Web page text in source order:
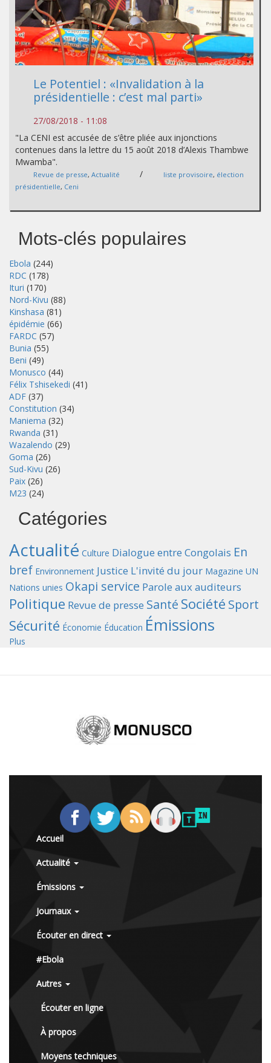
Le Potentiel : «Invalidation à la
présidentielle : c’est mal parti»
27/08/2018 - 11:08
"La CENI est accusée de s’être pliée aux injonctions
contenues dans la lettre du 15 août 2018 d’Alexis Thambwe
Mwamba".
Revue de presse, Actualité / liste provisoire, élection
présidentielle, Ceni
Mots-clés populaires
Ebola (244)
RDC (178)
Ituri (170)
Nord-Kivu (88)
Kinshasa (81)
épidémie (66)
FARDC (57)
Bunia (55)
Beni (49)
Monusco (44)
Félix Tshisekedi (41)
ADF (37)
Constitution (34)
Maniema (32)
Rwanda (31)
Wazalendo (29)
Goma (26)
Sud-Kivu (26)
Paix (26)
M23 (24)
Catégories
Actualité Culture Dialogue entre Congolais En
bref Environnement Justice L'invité du jour Magazine UN
Nations unies Okapi service Parole aux auditeurs
Politique Revue de presse Santé Société Sport
Sécurité Économie Éducation Émissions
Plus
Accueil
Actualité
Émissions
Journaux
Écouter en direct
#Ebola
Autres
Écouter en ligne
À propos
Moyens techniques